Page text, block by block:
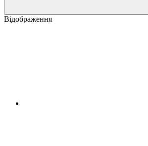
Відображення